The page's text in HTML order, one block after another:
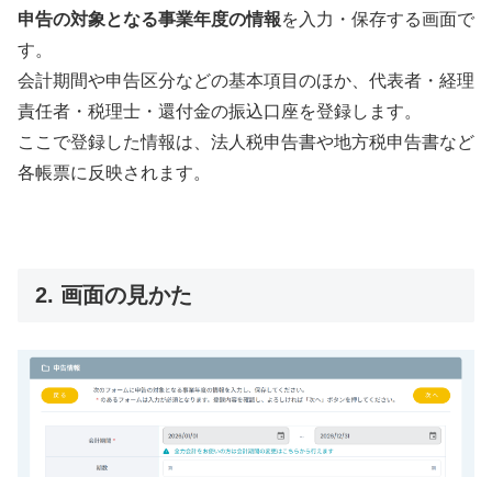
申告の対象となる事業年度の情報を入力・保存する画面で
す。
会計期間や申告区分などの基本項目のほか、代表者・経理
責任者・税理士・還付金の振込口座を登録します。
ここで登録した情報は、法人税申告書や地方税申告書など
各帳票に反映されます。
2. 画面の見かた